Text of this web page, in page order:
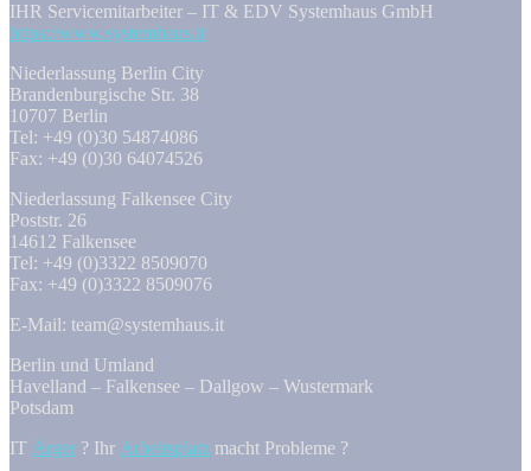
IHR Servicemitarbeiter – IT & EDV Systemhaus GmbH
https://www.systemhaus.it
Niederlassung Berlin City
Brandenburgische Str. 38
10707 Berlin
Tel: +49 (0)30 54874086
Fax: +49 (0)30 64074526
Niederlassung Falkensee City
Poststr. 26
14612 Falkensee
Tel: +49 (0)3322 8509070
Fax: +49 (0)3322 8509076
E-Mail: team@systemhaus.it
Berlin und Umland
Havelland – Falkensee – Dallgow – Wustermark
Potsdam
IT Ärger ? Ihr Arbeitsplatz macht Probleme ?